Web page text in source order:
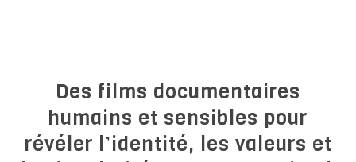
Des films documentaires
humains et sensibles pour
révéler l’identité, les valeurs et